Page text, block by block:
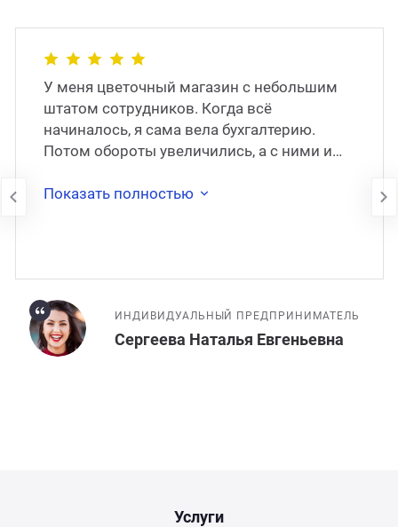
У меня цветочный магазин с небольшим
штатом сотрудников. Когда всё
начиналось, я сама вела бухгалтерию.
Потом обороты увеличились, а с ними и
наняла штатног�
Показать полностью
ИНДИВИДУАЛЬНЫЙ ПРЕДПРИНИМАТЕЛЬ
Сергеева Наталья Евгеньевна
Услуги